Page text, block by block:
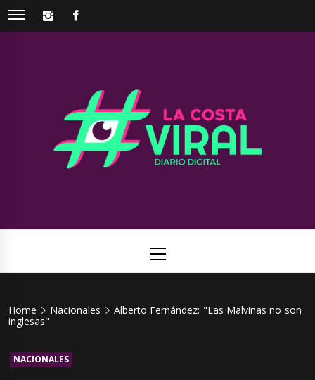
Skip
INSTAGRAM
Viral
Menu
Home Nacionales
Alberto Fernández: "Las Malvinas no son
inglesas"
NACIONALES